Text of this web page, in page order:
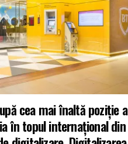
cea mai înaltă poziție a
în topul internațional din